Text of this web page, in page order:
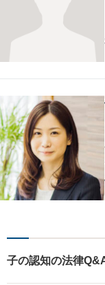
子の認知の法律